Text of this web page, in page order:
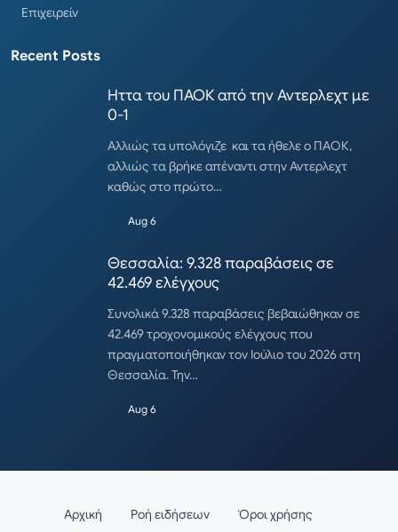
Επιχειρείν
Recent Posts
Ηττα του ΠΑΟΚ από την Αντερλεχτ με
0-1
Αλλιώς τα υπολόγιζε και τα ήθελε ο ΠΑΟΚ,
αλλιώς τα βρήκε απέναντι στην Αντερλεχτ
καθώς στο πρώτο…
Aug 6
Θεσσαλία: 9.328 παραβάσεις σε
42.469 ελέγχους
Συνολικά 9.328 παραβάσεις βεβαιώθηκαν σε
42.469 τροχονομικούς ελέγχους που
πραγματοποιήθηκαν τον Ιούλιο του 2026 στη
Θεσσαλία. Την…
Aug 6
Αρχική Ροή ειδήσεων Όροι χρήσης